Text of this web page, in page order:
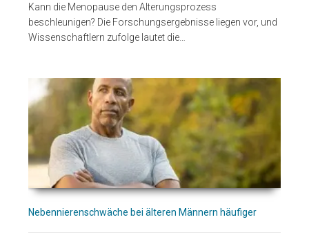
Kann die Menopause den Alterungsprozess
beschleunigen? Die Forschungsergebnisse liegen vor, und
Wissenschaftlern zufolge lautet die…
Nebennierenschwäche bei älteren Männern häufiger